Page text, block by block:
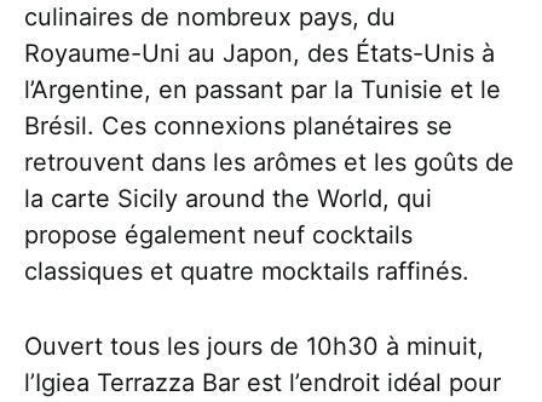
culinaires de nombreux pays, du
Royaume-Uni au Japon, des États-Unis à
l’Argentine, en passant par la Tunisie et le
Brésil. Ces connexions planétaires se
retrouvent dans les arômes et les goûts de
la carte Sicily around the World, qui
propose également neuf cocktails
classiques et quatre mocktails raffinés.
Ouvert tous les jours de 10h30 à minuit,
l’Igiea Terrazza Bar est l’endroit idéal pour